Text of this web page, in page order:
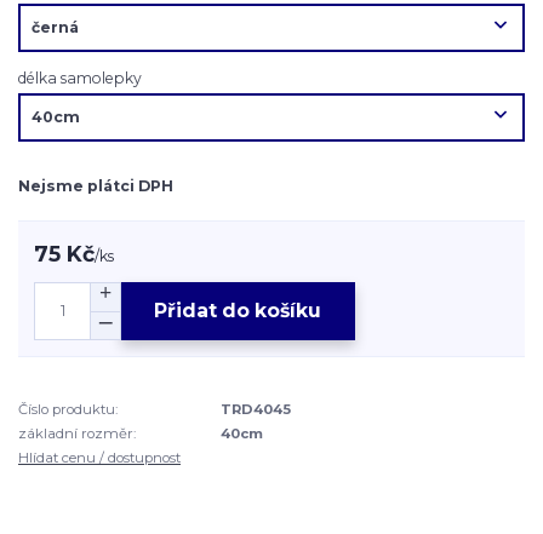
délka samolepky
Nejsme plátci DPH
75 Kč/ks
Přidat do košíku
Číslo produktu:
TRD4045
základní rozměr:
40cm
Hlídat cenu / dostupnost